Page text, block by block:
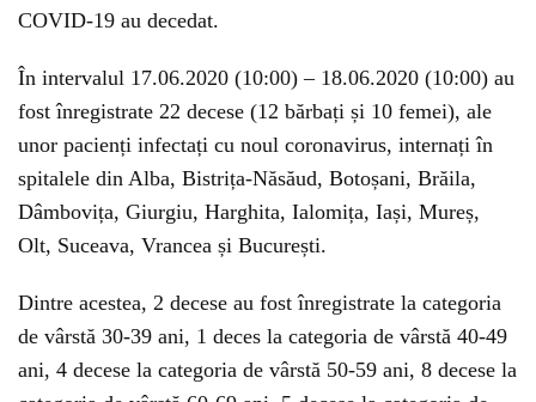
COVID-19 au decedat.
În intervalul 17.06.2020 (10:00) – 18.06.2020 (10:00) au
fost înregistrate 22 decese (12 bărbați și 10 femei), ale
unor pacienți infectați cu noul coronavirus, internați în
spitalele din Alba, Bistrița-Năsăud, Botoșani, Brăila,
Dâmbovița, Giurgiu, Harghita, Ialomița, Iași, Mureș,
Olt, Suceava, Vrancea și București.
Dintre acestea, 2 decese au fost înregistrate la categoria
de vârstă 30-39 ani, 1 deces la categoria de vârstă 40-49
ani, 4 decese la categoria de vârstă 50-59 ani, 8 decese la